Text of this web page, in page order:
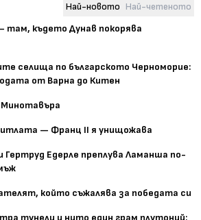
Най-новото Най-четеното
там, където Дунав покорява
селища по българското Черноморие:
от Варна до Китен
— Франц II я унищожава
Гертруд Едерле преплува Ламанша по-
който съжалява за победата си